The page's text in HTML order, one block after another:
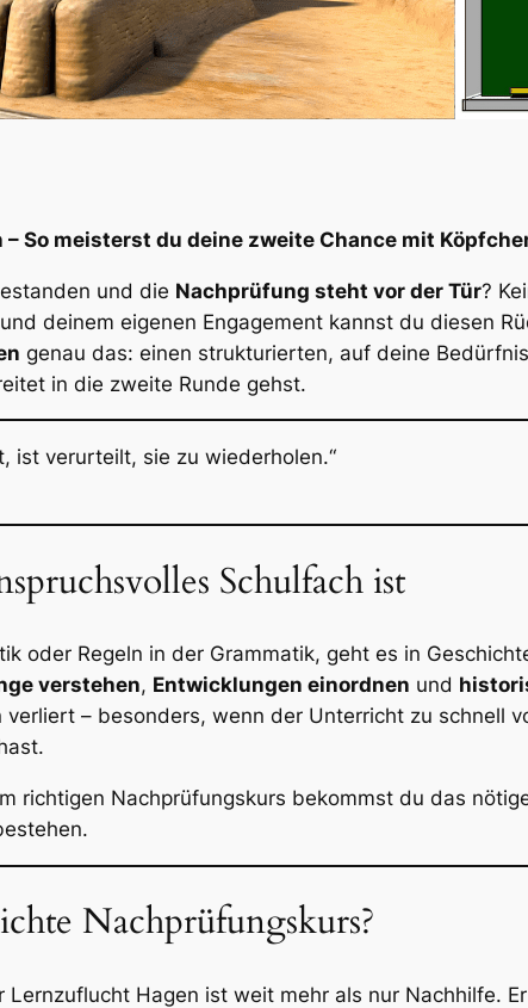
So meisterst du deine zweite Chance mit
und die Nachprüfung steht vor der Tür?
deinem eigenen Engagement kannst du diesen
genau das: einen strukturierten, auf deine
in die zweite Runde gehst.
ist verurteilt, sie zu wiederholen.“
Schulfach ist
oder Regeln in der Grammatik, geht es in
verstehen, Entwicklungen einordnen und
– besonders, wenn der Unterricht zu schnell
richtigen Nachprüfungskurs bekommst du das
Nachprüfungskurs?
Lernzuflucht Hagen ist weit mehr als nur Nachhilfe.